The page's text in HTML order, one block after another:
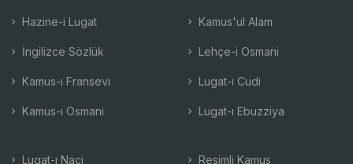
Hazine-i Lugat
İngilizce Sözlük
Kamus-ı Fransevi
Kamus-ı Osmani
Kamus'ul Alam
Lehçe-i Osmani
Lugat-ı Cudi
Lugat-ı Ebuzziya
Lugat-ı Naci Resimli Kamus